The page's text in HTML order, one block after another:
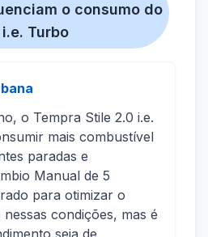
o consumo do
Turbo
o Tempra Stile 2.0 i.e.
mais combustível
paradas e
Manual de 5
para otimizar o
condições, mas é